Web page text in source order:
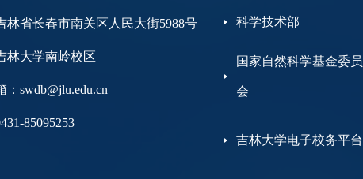
林省长春市南关区人民大街5988号
南岭校区
：swdb@jlu.edu.cn
85095253
科学技术部
国家自然科学基金委员
会
吉林大学电子校务平台